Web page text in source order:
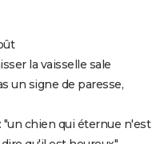
la vaisselle sale
un signe de paresse,
"un chien qui éternue n'est